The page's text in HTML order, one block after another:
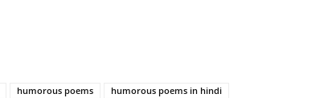
humorous poems humorous poems in hindi